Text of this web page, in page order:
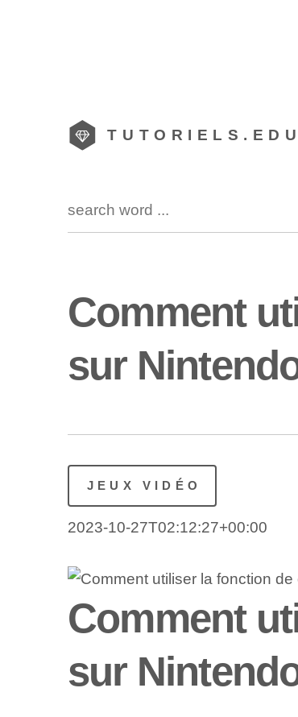
Comment
sur
JEUX VIDÉO
2023-10-27T02:12:27+00:00
Comment
sur